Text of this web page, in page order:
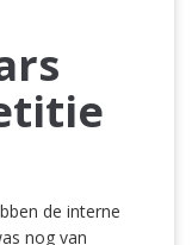
de interne
nog van